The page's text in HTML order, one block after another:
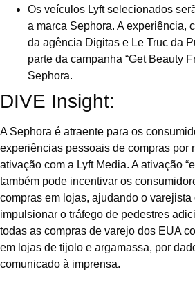
Os veículos Lyft selecionados
a marca Sephora. A experiência,
da agência Digitas e Le Truc da
parte da campanha “Get Beauty
Sephora.
DIVE Insight:
A Sephora é atraente para os
experiências pessoais de compras por
ativação com a Lyft Media. A ativação
também pode incentivar os
compras em lojas, ajudando o varejista
impulsionar o tráfego de pedestres
todas as compras de varejo dos EUA
em lojas de tijolo e argamassa, por
comunicado à imprensa.